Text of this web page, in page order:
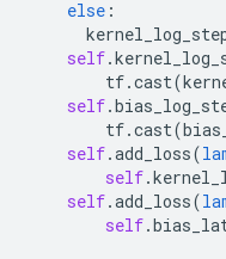
else :
self.
tf.cast(
self.
tf.cast(
self.add_loss(
self.
self.add_loss(
self.